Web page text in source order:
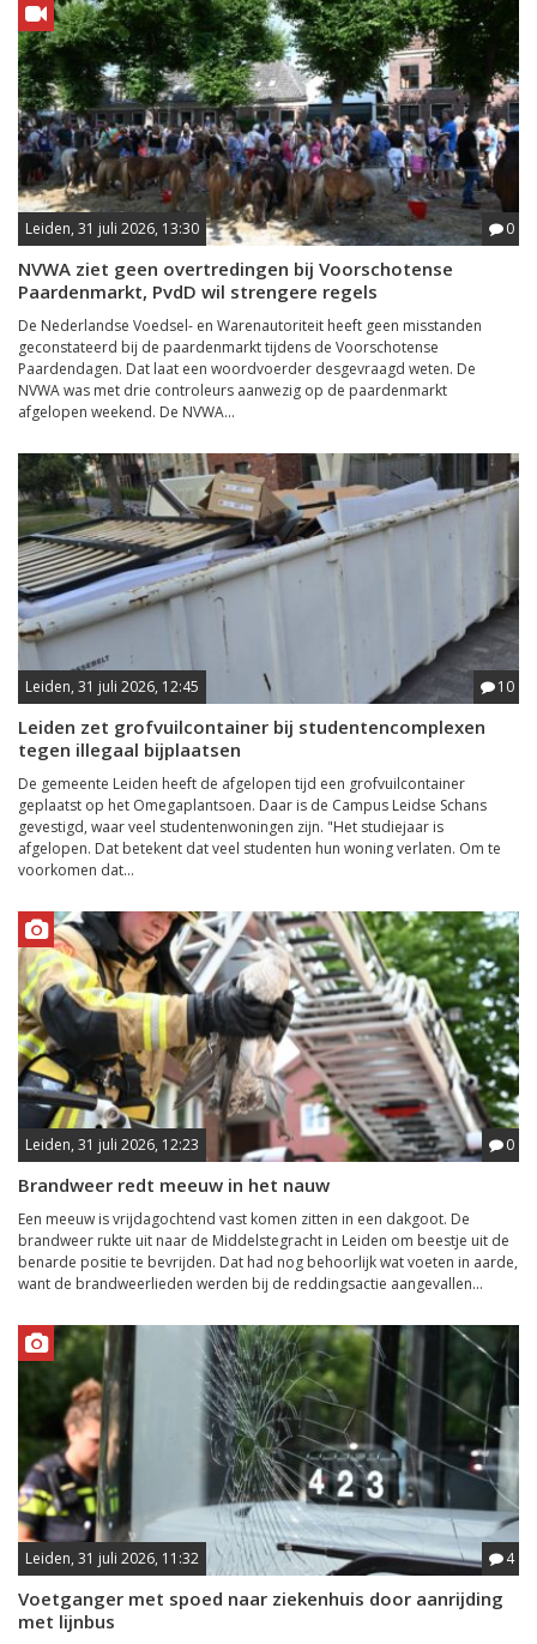
Leiden, 31 juli 2026, 13:30 0
NVWA ziet geen overtredingen bij Voorschotense
Paardenmarkt, PvdD wil strengere regels
De Nederlandse Voedsel- en Warenautoriteit heeft geen misstanden
geconstateerd bij de paardenmarkt tijdens de Voorschotense
Paardendagen. Dat laat een woordvoerder desgevraagd weten. De
NVWA was met drie controleurs aanwezig op de paardenmarkt
afgelopen weekend. De NVWA...
Leiden, 31 juli 2026, 12:45 10
Leiden zet grofvuilcontainer bij studentencomplexen
tegen illegaal bijplaatsen
De gemeente Leiden heeft de afgelopen tijd een grofvuilcontainer
geplaatst op het Omegaplantsoen. Daar is de Campus Leidse Schans
gevestigd, waar veel studentenwoningen zijn. "Het studiejaar is
afgelopen. Dat betekent dat veel studenten hun woning verlaten. Om te
voorkomen dat...
Leiden, 31 juli 2026, 12:23 0
Brandweer redt meeuw in het nauw
Een meeuw is vrijdagochtend vast komen zitten in een dakgoot. De
brandweer rukte uit naar de Middelstegracht in Leiden om beestje uit de
benarde positie te bevrijden. Dat had nog behoorlijk wat voeten in aarde,
want de brandweerlieden werden bij de reddingsactie aangevallen...
Leiden, 31 juli 2026, 11:32 4
Voetganger met spoed naar ziekenhuis door aanrijding
met lijnbus